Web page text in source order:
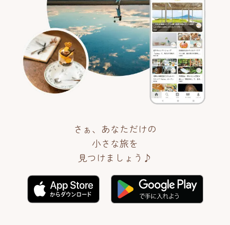
さぁ、あなただけの
小さな旅を
見つけましょう♪